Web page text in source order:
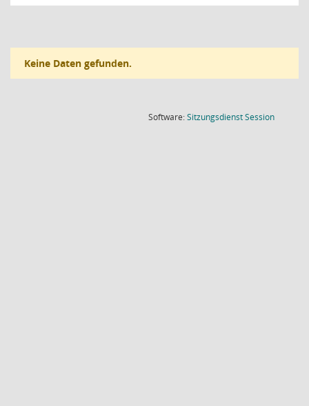
Keine Daten gefunden.
Software:SitzungsdienstSession(Wird in